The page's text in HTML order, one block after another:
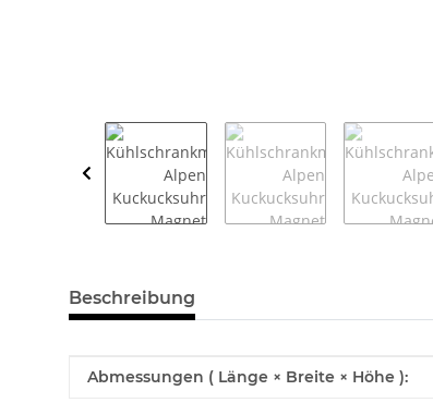
weitere Registerkarten anzeigen
Beschreibung
Produkteigenschaft
Wert
Abmessungen ( Länge × Breite × Höhe ):